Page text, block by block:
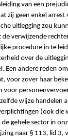
van een
zij geen enkel arrest
uitlegging zou
verwijzende
procedure in te
over de
Een andere reden
voor zover haar
voor
wijze handelen
(ook die
gehele sector in
naar § 113, lid 3,